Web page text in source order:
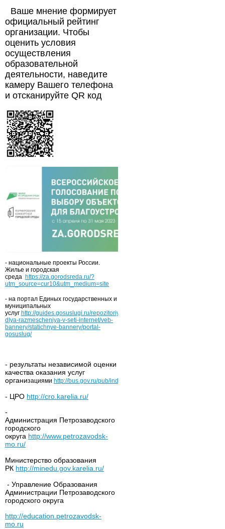
Ваше мнение формирует
официальный рейтинг
организации. Чтобы
оценить условия
осуществления
образовательной
деятельности, наведите
камеру Вашего телефона
и отсканируйте QR код
- национальные проекты России.
Жилье и городская
среда https://za.gorodsreda.ru/?
utm_source=cur10&utm_medium=site
- на портал Единых государственных и
муниципальных
услуг http://guides.gosuslugi.ru/repozitoriy/materialy-
dlya-razmescheniya-v-seti-internet/veb-
bannery/statichnye-bannery/portal-
gosuslug/
- результаты независимой оценки
качества оказания услуг
организациями http://bus.gov.ru/pub/independentRating/list
- ЦРО http://cro.karelia.ru/
-
Администрация Петрозаводского
городского
округа http://www.petrozavodsk-
mo.ru/
Министерство образования
РК http://minedu.gov.karelia.ru/
- Управление Образования
Администрации Петрозаводского
городского округа
http://education.petrozavodsk-
mo.ru